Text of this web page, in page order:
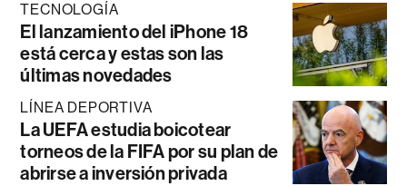
TECNOLOGÍA
El lanzamiento del iPhone 18
está cerca y estas son las
últimas novedades
LÍNEA DEPORTIVA
La UEFA estudia boicotear
torneos de la FIFA por su plan de
abrirse a inversión privada